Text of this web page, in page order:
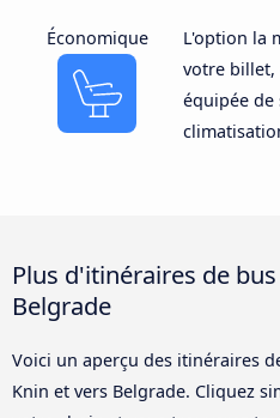
Économique
L'option la
votre billet,
équipée de
Plus d'itinéraires de
Belgrade
Voici un aperçu des itinéraires
Knin et vers Belgrade. Cliquez